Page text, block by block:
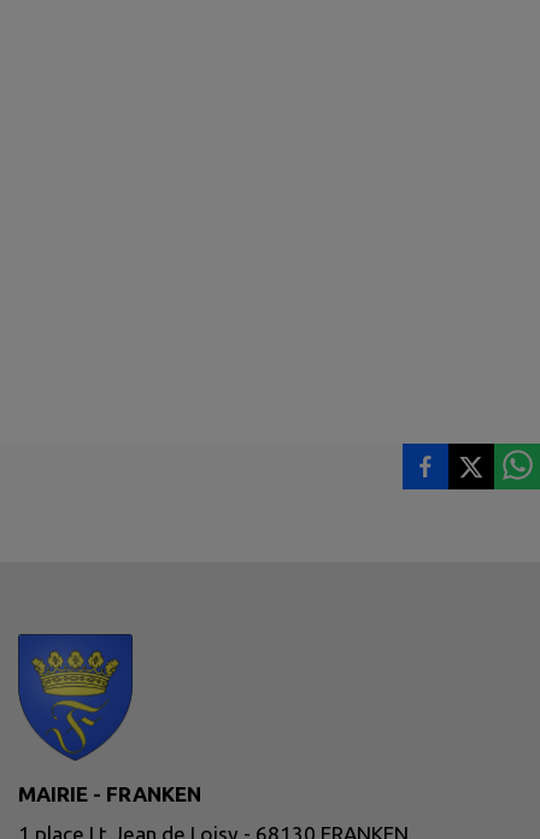
MAIRIE - FRANKEN
1 place Lt Jean de Loisy - 68130 FRANKEN